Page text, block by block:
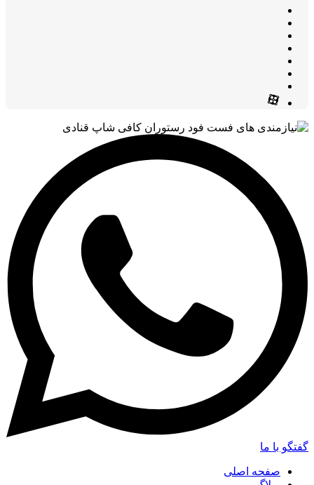
گفتگو با ما
صفحه اصلی